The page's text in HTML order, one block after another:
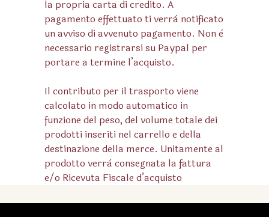
la propria carta di credito. A
pagamento effettuato ti verrà notificato
un avviso di avvenuto pagamento. Non è
necessario registrarsi su Paypal per
portare a termine l’acquisto.
Il contributo per il trasporto viene
calcolato in modo automatico in
funzione del peso, del volume totale dei
prodotti inseriti nel carrello e della
destinazione della merce. Unitamente al
prodotto verrà consegnata la fattura
e/o Ricevuta Fiscale d’acquisto